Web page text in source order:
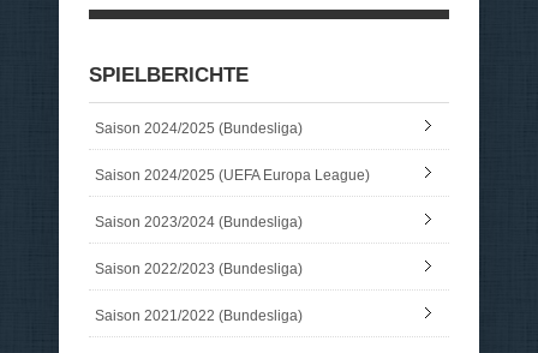
SPIELBERICHTE
Saison 2024/2025 (Bundesliga)
Saison 2024/2025 (UEFA Europa League)
Saison 2023/2024 (Bundesliga)
Saison 2022/2023 (Bundesliga)
Saison 2021/2022 (Bundesliga)